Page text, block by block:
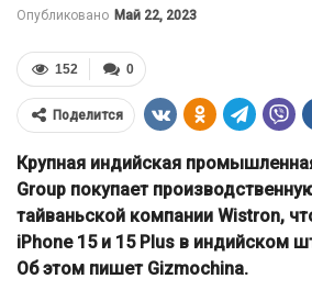
Опубликовано Май 22, 2023
0
152
Поделится
Крупная индийская
Group покупает
тайваньской компании Wistron,
iPhone 15 и 15 Plus в индийском
Об этом пишет Gizmochina.